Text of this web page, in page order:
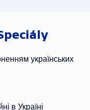
українських
в Україні